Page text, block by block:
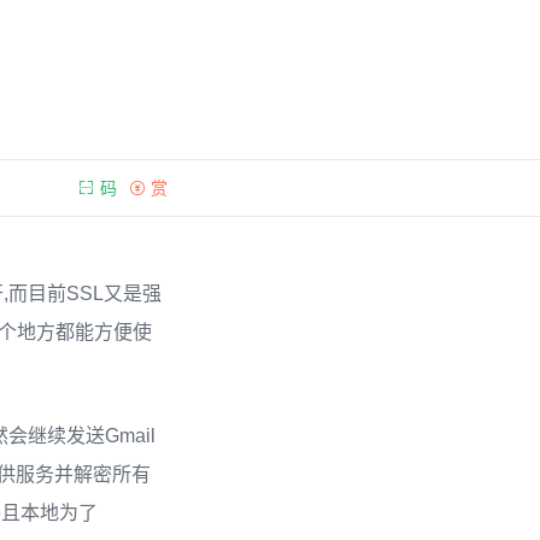
赏
码
而目前SSL又是强
地方都能方便使
继续发送Gmail
服务并解密所有
本地为了